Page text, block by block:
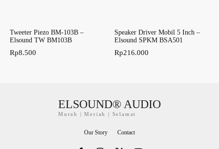
Tweeter Piezo BM-103B –
Elsound TW BM103B
Rp8.500
Speaker Driver Mobil 5 Inch –
Elsound SPKM BSA501
Rp216.000
ELSOUND® AUDIO
Murah | Meriah | Selamat
Our Story Contact